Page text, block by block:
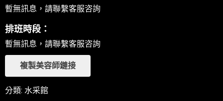
暫無訊息，請聯繫客服咨詢
排班時段：
暫無訊息，請聯繫客服咨詢
複製美容師鏈接
分類: 水采館